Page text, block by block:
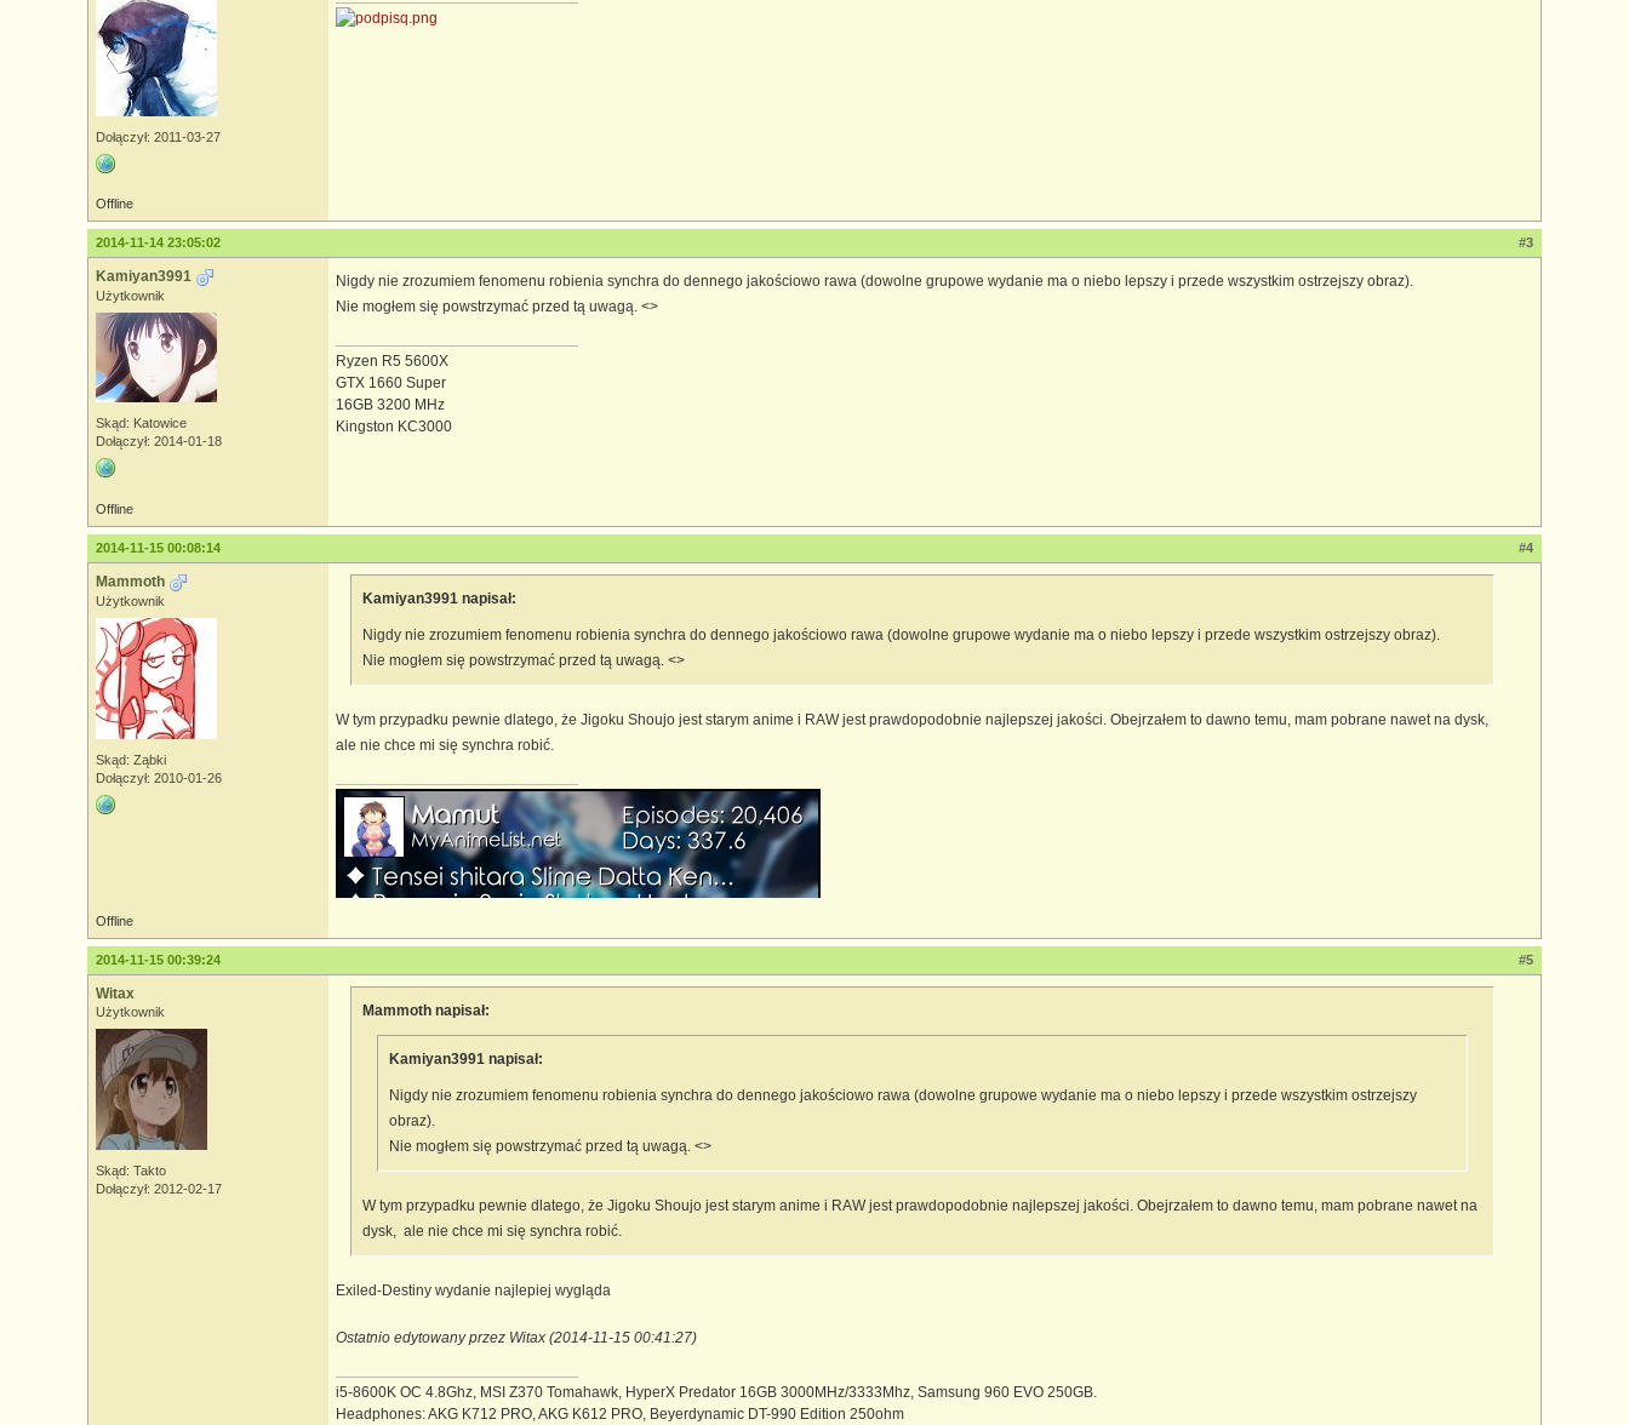
Dołączył: 2011-03-27
Offline
#3
2014-11-14 23:05:02
Kamiyan3991
Użytkownik
Skąd: Katowice
Dołączył: 2014-01-18
Nigdy nie zrozumiem fenomenu robienia synchra do dennego jakościowo rawa (dowolne grupowe wydanie ma o niebo lepszy i przede wszystkim ostrzejszy obraz).
Nie mogłem się powstrzymać przed tą uwagą. <>
Ryzen R5 5600X
GTX 1660 Super
16GB 3200 MHz
Kingston KC3000
Offline
#4
2014-11-15 00:08:14
Mammoth
Użytkownik
Skąd: Ząbki
Dołączył: 2010-01-26
Kamiyan3991 napisał:
Nigdy nie zrozumiem fenomenu robienia synchra do dennego jakościowo rawa (dowolne grupowe wydanie ma o niebo lepszy i przede wszystkim ostrzejszy obraz).
Nie mogłem się powstrzymać przed tą uwagą. <>
W tym przypadku pewnie dlatego, że Jigoku Shoujo jest starym anime i RAW jest prawdopodobnie najlepszej jakości. Obejrzałem to dawno temu, mam pobrane nawet na dysk,
ale nie chce mi się synchra robić.
Offline
#5
2014-11-15 00:39:24
Witax
Użytkownik
Skąd: Takto
Dołączył: 2012-02-17
Mammoth napisał:
Kamiyan3991 napisał:
Nigdy nie zrozumiem fenomenu robienia synchra do dennego jakościowo rawa (dowolne grupowe wydanie ma o niebo lepszy i przede wszystkim ostrzejszy
obraz).
Nie mogłem się powstrzymać przed tą uwagą. <>
W tym przypadku pewnie dlatego, że Jigoku Shoujo jest starym anime i RAW jest prawdopodobnie najlepszej jakości. Obejrzałem to dawno temu, mam pobrane nawet na
dysk, ale nie chce mi się synchra robić.
Exiled-Destiny wydanie najlepiej wygląda
Ostatnio edytowany przez Witax (2014-11-15 00:41:27)
i5-8600K OC 4.8Ghz, MSI Z370 Tomahawk, HyperX Predator 16GB 3000MHz/3333Mhz, Samsung 960 EVO 250GB.
Headphones: AKG K712 PRO, AKG K612 PRO, Beyerdynamic DT-990 Edition 250ohm